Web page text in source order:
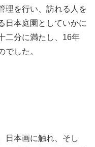
理を行い、訪れる人を
日本庭園としていかに
二分に満たし、16年
でした。
日本画に触れ、そし